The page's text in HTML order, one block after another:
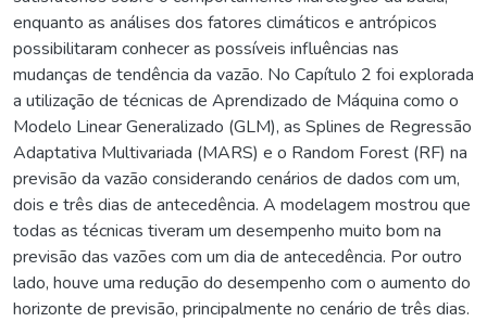
enquanto as análises dos fatores climáticos e antrópicos
possibilitaram conhecer as possíveis influências nas
mudanças de tendência da vazão. No Capítulo 2 foi explorada
a utilização de técnicas de Aprendizado de Máquina como o
Modelo Linear Generalizado (GLM), as Splines de Regressão
Adaptativa Multivariada (MARS) e o Random Forest (RF) na
previsão da vazão considerando cenários de dados com um,
dois e três dias de antecedência. A modelagem mostrou que
todas as técnicas tiveram um desempenho muito bom na
previsão das vazões com um dia de antecedência. Por outro
lado, houve uma redução do desempenho com o aumento do
horizonte de previsão, principalmente no cenário de três dias.